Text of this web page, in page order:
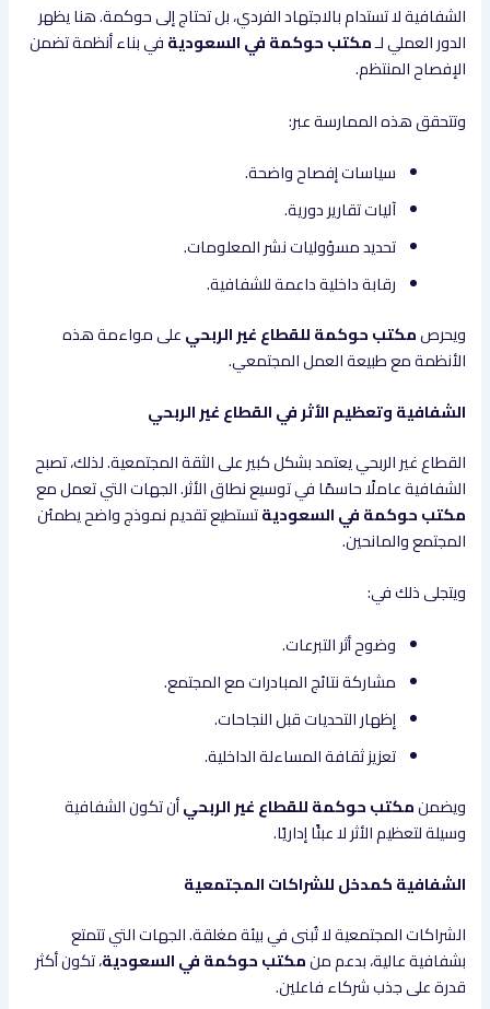
الشفافية لا تستدام بالاجتهاد الفردي، بل تحتاج إلى حوكمة. هنا يظهر
الدور العملي لـمكتب حوكمة في السعوديةفي بناء أنظمة تضمن
الإفصاح المنتظم.
وتتحقق هذه الممارسة عبر:
سياسات إفصاح واضحة.
آليات تقارير دورية.
تحديد مسؤوليات نشر المعلومات.
رقابة داخلية داعمة للشفافية.
ويحرصمكتب حوكمة للقطاع غير الربحيعلى مواءمة هذه
الأنظمة مع طبيعة العمل المجتمعي.
الشفافية وتعظيم الأثر في القطاع غير الربحي
القطاع غير الربحي يعتمد بشكل كبير على الثقة المجتمعية. لذلك، تصبح
الشفافية عاملًا حاسمًا في توسيع نطاق الأثر. الجهات التي تعمل مع
مكتب حوكمة في السعوديةتستطيع تقديم نموذج واضح يطمئن
المجتمع والمانحين.
ويتجلى ذلك في:
وضوح أثر التبرعات.
مشاركة نتائج المبادرات مع المجتمع.
إظهار التحديات قبل النجاحات.
تعزيز ثقافة المساءلة الداخلية.
ويضمنمكتب حوكمة للقطاع غير الربحيأن تكون الشفافية
وسيلة لتعظيم الأثر لا عبئًا إداريًا.
الشفافية كمدخل للشراكات المجتمعية
الشراكات المجتمعية لا تُبنى في بيئة مغلقة. الجهات التي تتمتع
بشفافية عالية، بدعم منمكتب حوكمة في السعودية، تكون أكثر
قدرة على جذب شركاء فاعلين.